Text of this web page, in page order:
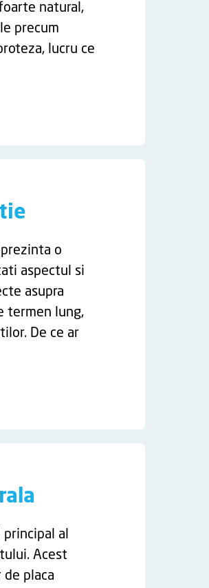
natural,
precum
lucru ce
o
aspectul si
asupra
termen lung,
De ce ar
al
Acest
placa